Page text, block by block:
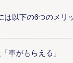
は以下の6つのメリ
車がもらえる」